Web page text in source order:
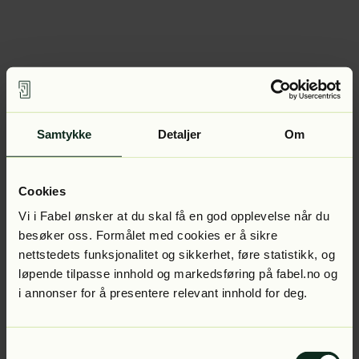
Samtykke Detaljer Om
Cookies
Vi i Fabel ønsker at du skal få en god opplevelse når du
besøker oss. Formålet med cookies er å sikre
nettstedets funksjonalitet og sikkerhet, føre statistikk, og
løpende tilpasse innhold og markedsføring på fabel.no og
i annonser for å presentere relevant innhold for deg.